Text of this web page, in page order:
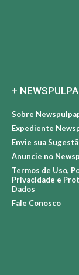
+
Sobre
Expediente
Envie sua
Anuncie no
Termos de Uso,
Privacidade e
Dados
Fale Conosco